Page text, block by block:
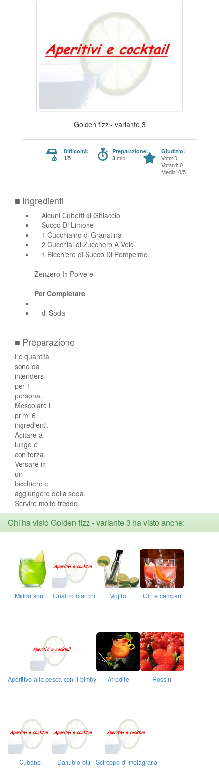
Golden fizz - variante 3
Difficoltá:
1/5
Preparazione:
3 min
Giudizio:
Voto: 0
Votanti: 0
Media: 0/5
■ Ingredienti
Alcuni Cubetti di Ghiaccio
Succo Di Limone
1 Cucchiaino di Granatina
2 Cucchiai di Zucchero A Velo
1 Bicchiere di Succo Di Pompelmo
Zenzero In Polvere
Per Completare
di Soda
■ Preparazione
Le quantità
sono da
intendersi
per 1
persona.
Mescolare i
primi 6
ingredienti.
Agitare a
lungo e
con forza.
Versare in
un
bicchiere e
aggiungere della soda.
Servire molto freddo.
Chi ha visto Golden fizz - variante 3 ha visto anche:
Midori sour Quattro bianchi Mojito Gin e campari
Aperitivo alla pesca con il bimby Afrodite Rossini
Cubano Danubio blu Sciroppo di melagrana